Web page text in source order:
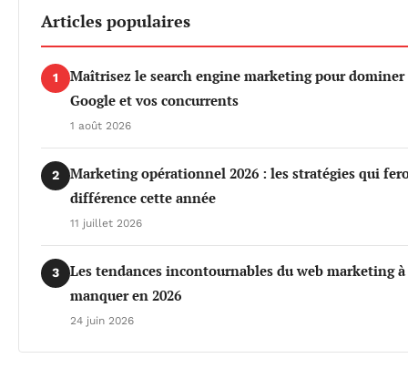
Articles populaires
1
Maîtrisez le search engine marketing pour dominer
Google et vos concurrents
1 août 2026
2
Marketing opérationnel 2026 : les stratégies qui
différence cette année
11 juillet 2026
3
Les tendances incontournables du web marketing à
manquer en 2026
24 juin 2026